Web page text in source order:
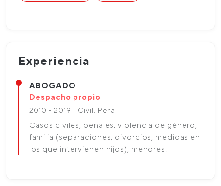
Experiencia
ABOGADO
Despacho propio
2010 - 2019 | Civil, Penal
Casos civiles, penales, violencia de género,
familia (separaciones, divorcios, medidas en
los que intervienen hijos), menores.